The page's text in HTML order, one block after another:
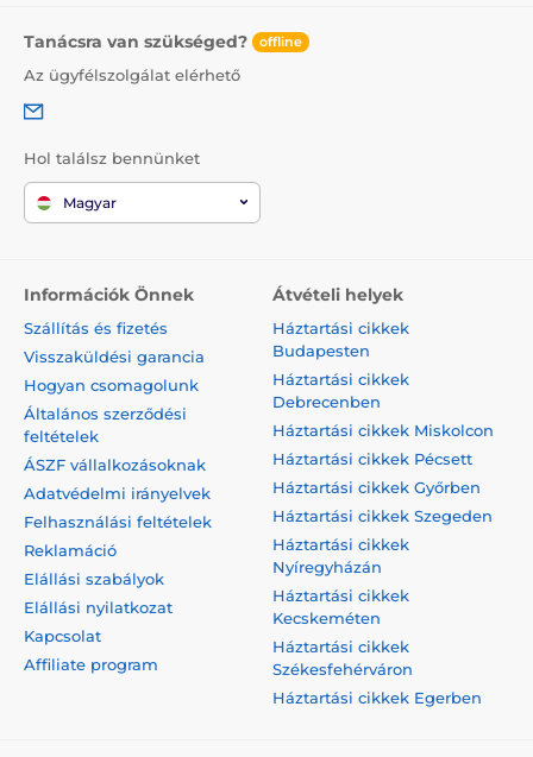
Tanácsra van szükséged? offline
Az ügyfélszolgálat elérhető
Hol találsz bennünket
Magyar
Információk Önnek
Szállítás és fizetés
Visszaküldési garancia
Hogyan csomagolunk
Általános szerződési
feltételek
ÁSZF vállalkozásoknak
Adatvédelmi irányelvek
Felhasználási feltételek
Reklamáció
Elállási szabályok
Elállási nyilatkozat
Kapcsolat
Affiliate program
Átvételi helyek
Háztartási cikkek
Budapesten
Háztartási cikkek
Debrecenben
Háztartási cikkek Miskolcon
Háztartási cikkek Pécsett
Háztartási cikkek Győrben
Háztartási cikkek Szegeden
Háztartási cikkek
Nyíregyházán
Háztartási cikkek
Kecskeméten
Háztartási cikkek
Székesfehérváron
Háztartási cikkek Egerben